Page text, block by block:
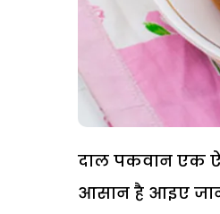
दाल पकवान एक
आसान है आइए